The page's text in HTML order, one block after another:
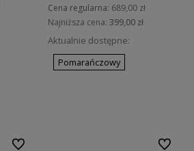
Cena regularna: 689,00 zł
Najniższa cena: 399,00 zł
Aktualnie dostępne:
Pomarańczowy
Do ulubionych Do